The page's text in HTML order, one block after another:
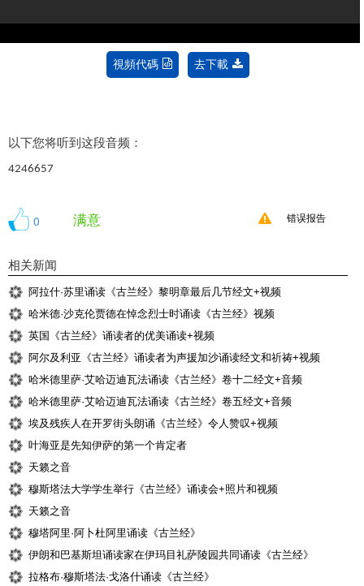
視頻代碼 去下載
以下您将听到 这段音频 ：
4246657
0 满意 错误报告
相关新闻
阿拉什·苏里诵读《古兰经》黎明章最后几节经文+视频
哈米德·沙克伦贾德在悼念烈士时诵读《古兰经》视频
英国《古兰经》诵读者的优美诵读+视频
阿尔及利亚《古兰经》诵读者为声援加沙诵读经文和祈祷+视频
哈米德里萨·艾哈迈迪瓦法诵读《古兰经》卷十二经文+音频
哈米德里萨·艾哈迈迪瓦法诵读《古兰经》卷五经文+音频
埃及残疾人在开罗街头朗诵《古兰经》令人赞叹+视频
叶海亚是先知伊萨的第一个肯定者
天籁之音
穆斯塔法大学学生举行《古兰经》诵读会+照片和视频
天籁之音
穆塔阿里·阿卜杜阿里诵读《古兰经》
伊朗和巴基斯坦诵读家在伊玛目礼萨陵园共同诵读《古兰经》
拉格布·穆斯塔法·戈洛什诵读《古兰经》